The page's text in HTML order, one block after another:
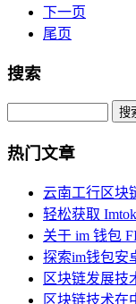
下一页
尾页
搜索
Search
热门文章
云南工行区块
轻松获取
关于 im 钱包
探索im钱包安
区块链发展技
区块链技术在